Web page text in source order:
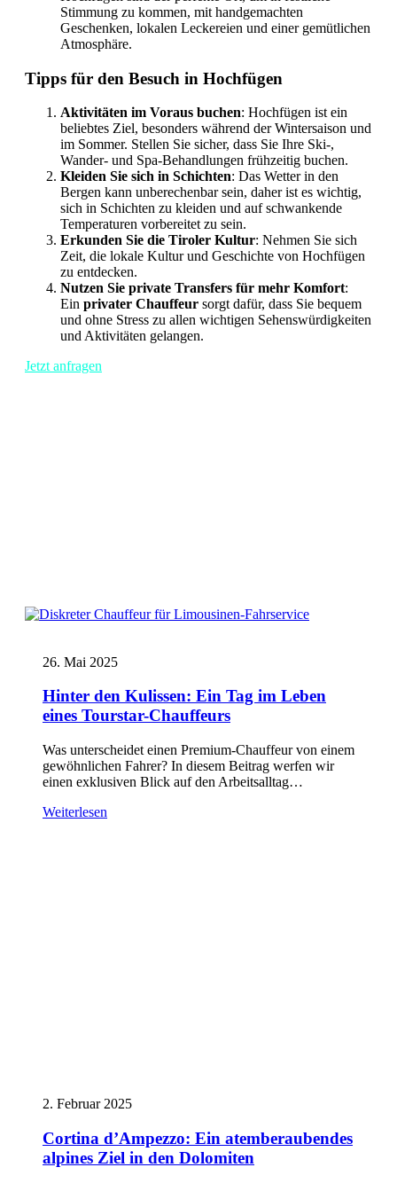
Stimmung zu kommen, mit handgemachten
Geschenken, lokalen Leckereien und einer gemütlichen
Atmosphäre.
Tipps für den Besuch in Hochfügen
Aktivitäten im Voraus buchen: Hochfügen ist ein
beliebtes Ziel, besonders während der Wintersaison und
im Sommer. Stellen Sie sicher, dass Sie Ihre Ski-,
Wander- und Spa-Behandlungen frühzeitig buchen.
Kleiden Sie sich in Schichten: Das Wetter in den
Bergen kann unberechenbar sein, daher ist es wichtig,
sich in Schichten zu kleiden und auf schwankende
Temperaturen vorbereitet zu sein.
Erkunden Sie die Tiroler Kultur: Nehmen Sie sich
Zeit, die lokale Kultur und Geschichte von Hochfügen
zu entdecken.
Nutzen Sie private Transfers für mehr Komfort:
Ein privater Chauffeur sorgt dafür, dass Sie bequem
und ohne Stress zu allen wichtigen Sehenswürdigkeiten
und Aktivitäten gelangen.
Jetzt anfragen
26. Mai 2025
Hinter den Kulissen: Ein Tag im Leben
eines Tourstar-Chauffeurs
Was unterscheidet einen Premium-Chauffeur von einem
gewöhnlichen Fahrer? In diesem Beitrag werfen wir
einen exklusiven Blick auf den Arbeitsalltag…
Weiterlesen
2. Februar 2025
Cortina d’Ampezzo: Ein atemberaubendes
alpines Ziel in den Dolomiten